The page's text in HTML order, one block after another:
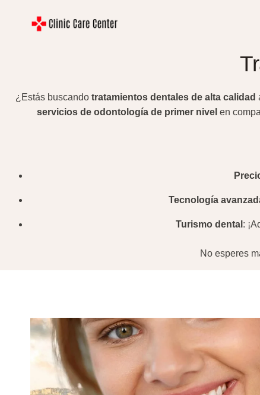
¿Estás buscando tratamientos dentales de alta calidad
servicios de odontología de primer nivel en
Tecnología
Turismo dental :
No esperes